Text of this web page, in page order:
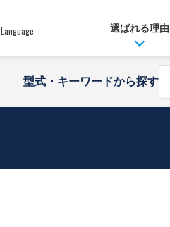
Language 選ばれる理由
型式・キーワードから探す